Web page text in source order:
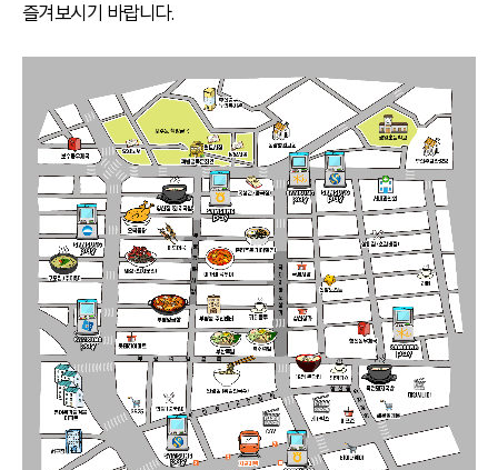
즐겨보시기 바랍니다.